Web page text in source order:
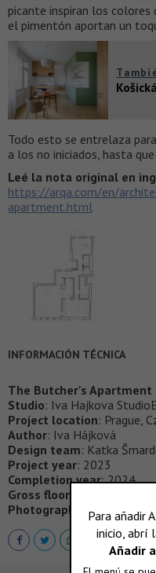
picante inspiran los
el pimentón aportan un
Košická
Todo esto se entrelaza
a los no iniciados, hasta
Leé la nota original en
https://arqa.com/en/
apartment.html
INFORMACIÓN TÉCNICA
The Butcher's Apartment
Studio: Iva Hajkova
Project location: Prague,
Author: Iva Hájková
Design team: Katka
Project year: 2023
Completion year: 2024
Gross floor area
Photographer :